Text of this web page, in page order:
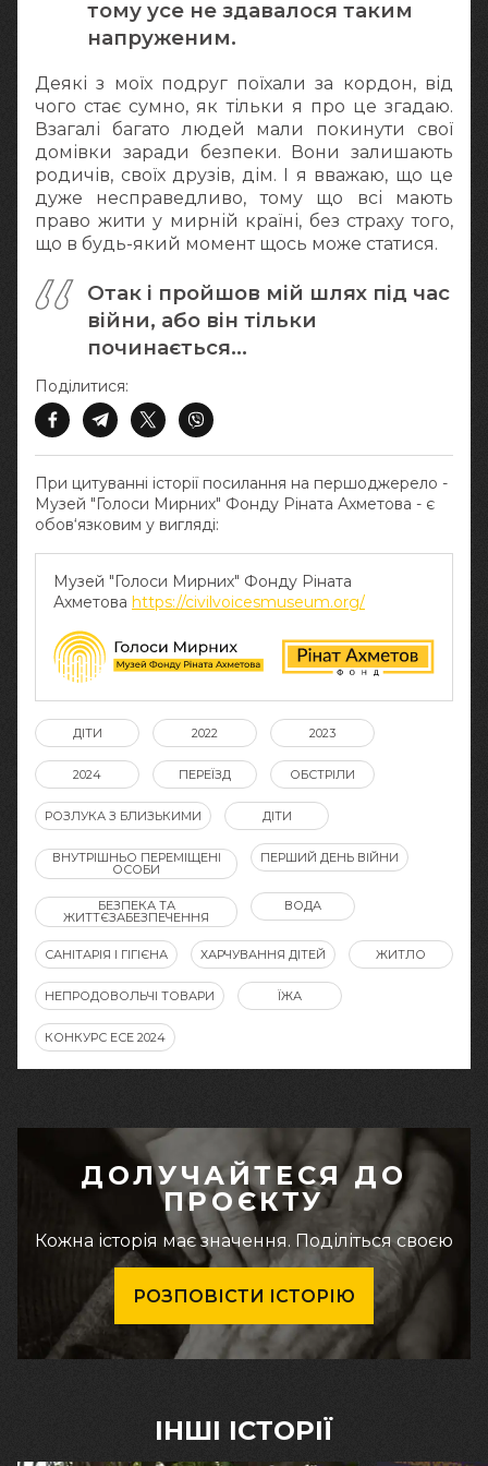
тому усе не здавалося таким
напруженим.
Деякі з моїх подруг поїхали за кордон, від
чого стає сумно, як тільки я про це згадаю.
Взагалі багато людей мали покинути свої
домівки заради безпеки. Вони залишають
родичів, своїх друзів, дім. І я вважаю, що це
дуже несправедливо, тому що всі мають
право жити у мирній країні, без страху того,
що в будь-який момент щось може статися.
Отак і пройшов мій шлях під час
війни, або він тільки
починається…
При цитуванні історії посилання на першоджерело -
Музей "Голоси Мирних" Фонду Ріната Ахметова - є
обов‘язковим у вигляді:
Музей "Голоси Мирних" Фонду Ріната
Ахметова https://civilvoicesmuseum.org/
Поділитися:
ДІТИ 2022 2023
2024 ПЕРЕЇЗД ОБСТРІЛИ
РОЗЛУКА З БЛИЗЬКИМИ ДІТИ
ВНУТРІШНЬО ПЕРЕМІЩЕНІ
ОСОБИ
ПЕРШИЙ ДЕНЬ ВІЙНИ
БЕЗПЕКА ТА
ЖИТТЄЗАБЕЗПЕЧЕННЯ
ВОДА
САНІТАРІЯ І ГІГІЄНА ХАРЧУВАННЯ ДІТЕЙ ЖИТЛО
НЕПРОДОВОЛЬЧІ ТОВАРИ ЇЖА
КОНКУРС ЕСЕ 2024
ДОЛУЧАЙТЕСЯ ДО
ПРОЄКТУ
Кожна історія має значення. Поділіться своєю
РОЗПОВІСТИ ІСТОРІЮ
ІНШІ ІСТОРІЇ